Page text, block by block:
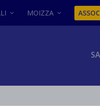
MOIZZA